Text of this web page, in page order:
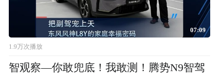
07:09
1.9万次播放
智观察—你敢兜底！我敢测！腾势N9智驾